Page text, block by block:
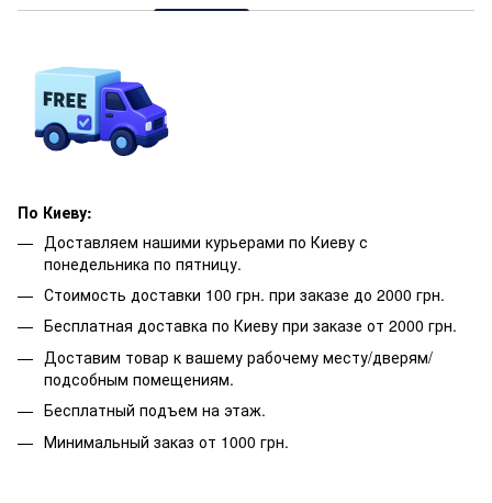
По Киеву:
Доставляем нашими курьерами по Киеву с
понедельника по пятницу.
Стоимость доставки 100 грн. при заказе до 2000 грн.
Бесплатная доставка по Киеву при заказе от 2000 грн.
Доставим товар к вашему рабочему месту/дверям/
подсобным помещениям.
Бесплатный подъем на этаж.
Минимальный заказ от 1000 грн.